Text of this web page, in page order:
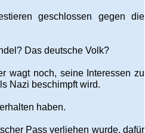
geschlossen gegen die
Das deutsche Volk?
wagt noch, seine Interessen zu
Nazi beschimpft wird.
haben.
Pass verliehen wurde, dafür